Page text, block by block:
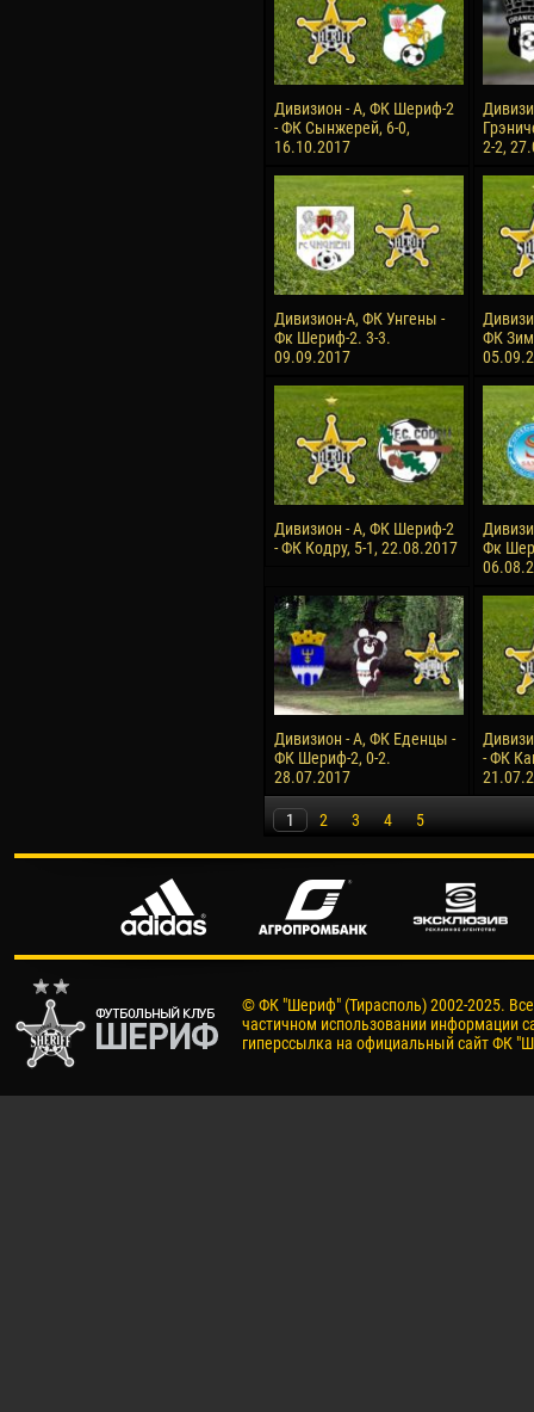
Дивизион - А, ФК Шериф-2
- ФК Сынжерей, 6-0,
16.10.2017
2-2,
Дивизион-А, ФК Унгены -
Фк Шериф-2. 3-3.
09.09.2017
ФК
Дивизион - А, ФК Шериф-2
- ФК Кодру, 5-1, 22.08.2017
Фк
Дивизион - А, ФК Еденцы -
ФК Шериф-2, 0-2.
28.07.2017
- ФК
1 2 3 4 5
© ФК "Шериф" (Тирасполь) 2002-2025.
частичном использовании информации
гиперссылка на официальный сайт ФК